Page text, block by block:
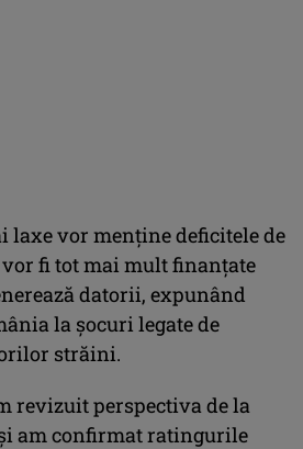
laxe vor menţine deficitele de
fi tot mai mult finanţate
datorii, expunând
la şocuri legate de
străini.
revizuit perspectiva de la
am confirmat ratingurile